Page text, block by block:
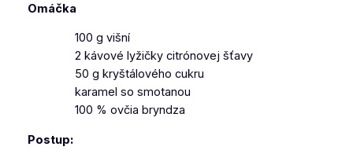
Omáčka
100 g višní
2 kávové lyžičky citrónovej šťavy
50 g kryštálového cukru
karamel so smotanou
100 % ovčia bryndza
Postup: